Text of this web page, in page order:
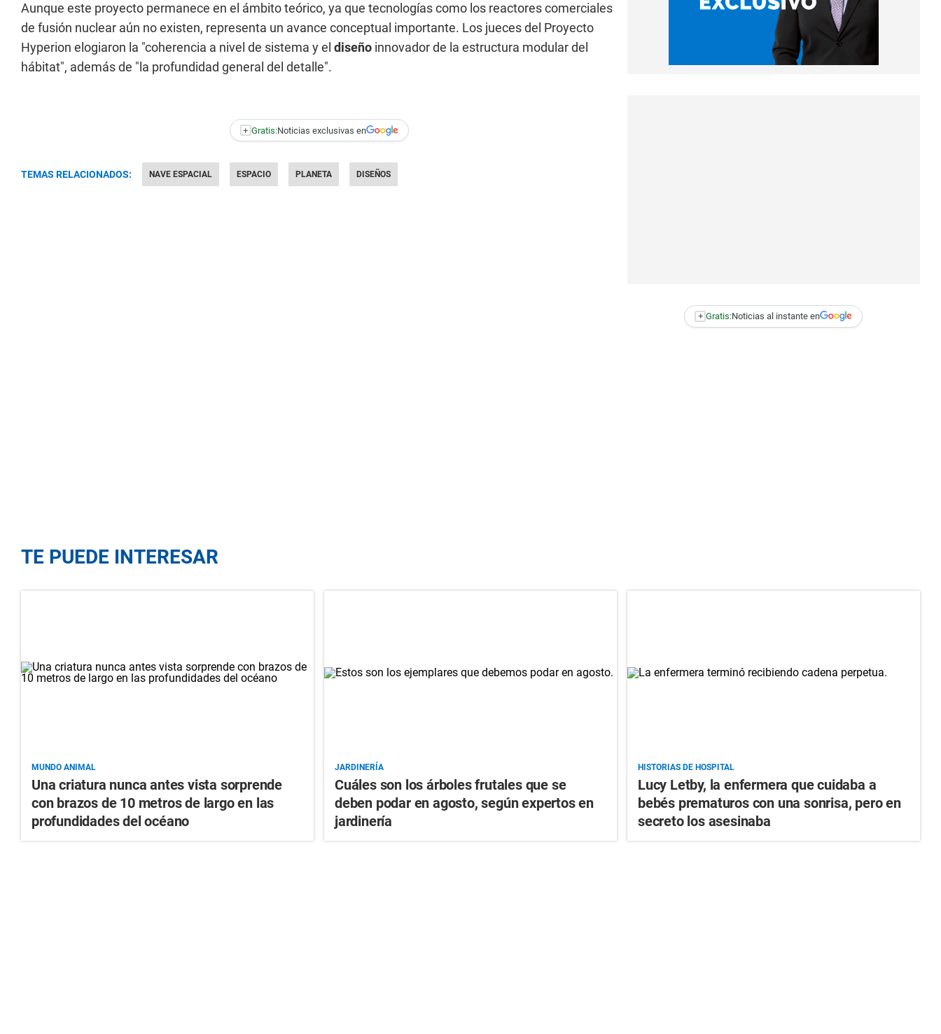
Aunque este proyecto permanece en el ámbito teórico, ya que tecnologías como los reactores comerciales
de fusión nuclear aún no existen, representa un avance conceptual importante. Los jueces del Proyecto
Hyperion elogiaron la "coherencia a nivel de sistema y el diseño innovador de la estructura modular del
hábitat", además de "la profundidad general del detalle".
+ Gratis:Noticias exclusivas en
TEMAS RELACIONADOS: NAVE ESPACIAL ESPACIO PLANETA DISEÑOS
+ Gratis:Noticias al instante en
TE PUEDE INTERESAR
MUNDO ANIMAL
Una criatura nunca antes vista sorprende
con brazos de 10 metros de largo en las
profundidades del océano
JARDINERÍA
Cuáles son los árboles frutales que se
deben podar en agosto, según expertos en
jardinería
HISTORIAS DE HOSPITAL
Lucy Letby, la enfermera que cuidaba a
bebés prematuros con una sonrisa, pero en
secreto los asesinaba